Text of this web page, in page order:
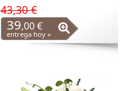
43,30 €
39,00 €
entrega hoy »